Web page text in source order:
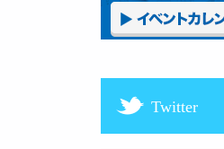
Twitter